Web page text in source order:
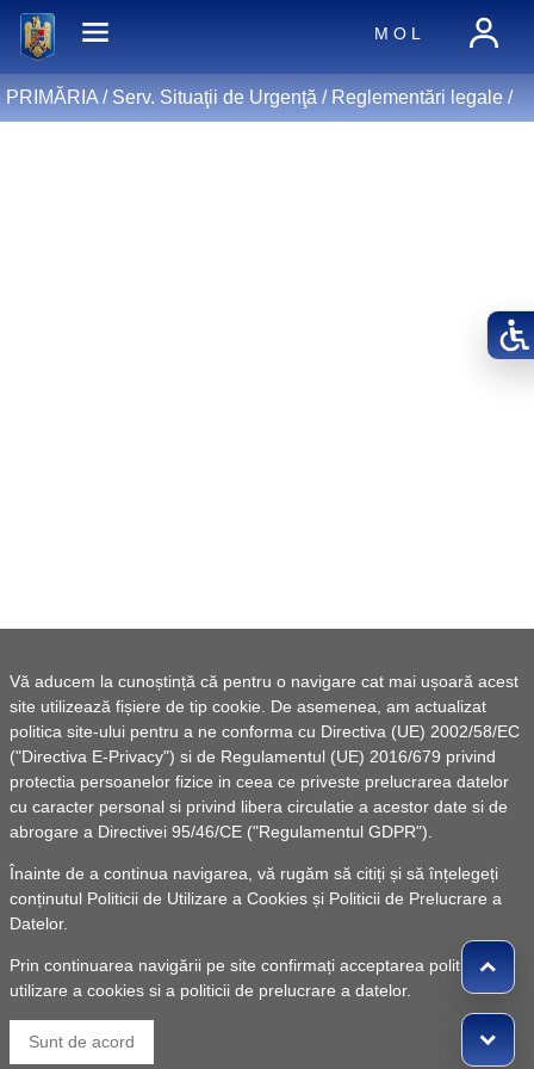
Vă aducem la cunoștință că pentru o navigare cat mai ușoară acest
site utilizează fișiere de tip cookie. De asemenea, am actualizat
politica site-ului pentru a ne conforma cu Directiva (UE) 2002/58/EC
("Directiva E-Privacy") si de Regulamentul (UE) 2016/679 privind
protectia persoanelor fizice in ceea ce priveste prelucrarea datelor
cu caracter personal si privind libera circulatie a acestor date si de
abrogare a Directivei 95/46/CE ("Regulamentul GDPR").
Înainte de a continua navigarea, vă rugăm să citiți și să înțelegeți
conținutul Politicii de Utilizare a Cookies și Politicii de Prelucrare a
Datelor.
Prin continuarea navigării pe site confirmați acceptarea politicii de
utilizare a cookies si a politicii de prelucrare a datelor.
Sunt de acord
M O L
PRIMĂRIA / Serv. Situaţii de Urgenţă / Reglementări legale/